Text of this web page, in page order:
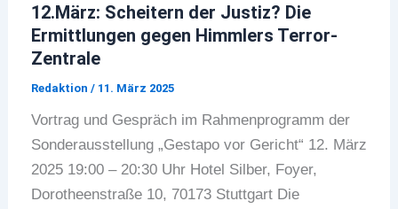
12.März: Scheitern der Justiz? Die
Ermittlungen gegen Himmlers Terror-
Zentrale
Redaktion / 11. März 2025
Vortrag und Gespräch im Rahmenprogramm der
Sonderausstellung „Gestapo vor Gericht“ 12. März
2025 19:00 – 20:30 Uhr Hotel Silber, Foyer,
Dorotheenstraße 10, 70173 Stuttgart Die